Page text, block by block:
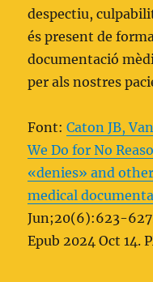
despectiu,
és present de
documentació
per als nostres
Font:Caton JB,
We Do for No
«denies» and
medical
Jun;20(6):623-
Epub 2024 Oct 14.